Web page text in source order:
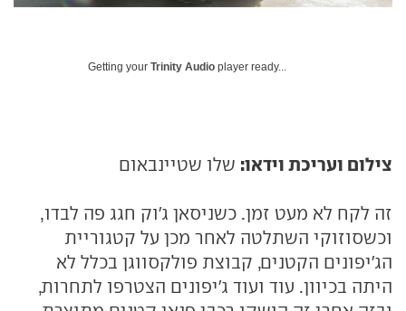
Getting your Trinity Audio player ready...
צילום ועריכת וידאו: שלו שטיינבאום
זה לקח לא מעט זמן. כשניסאן ג'וק חגג פה לבדו,
וכשסוזוקי השתלטה לאחר מכן על קטגוריית
הג'יפונים הקטנים, קבוצת פולקסווגן בכלל לא
היתה בכיוון. עוד ועוד ג'יפונים הצטרפו לתחרות,